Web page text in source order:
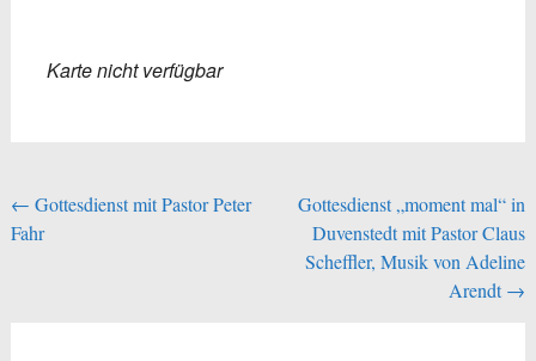
Karte nicht verfügbar
Beitragsnavigation
← Gottesdienst mit Pastor Peter
Fahr
Gottesdienst „moment mal“ in
Duvenstedt mit Pastor Claus
Scheffler, Musik von Adeline
Arendt→